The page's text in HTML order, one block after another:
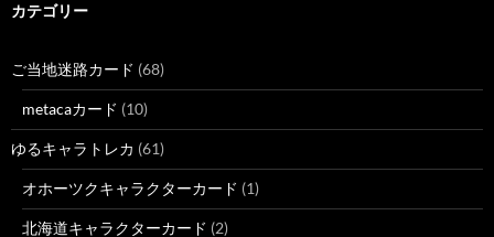
カテゴリー
ご当地迷路カード (68)
metacaカード (10)
ゆるキャラトレカ (61)
オホーツクキャラクターカード (1)
北海道キャラクターカード (2)